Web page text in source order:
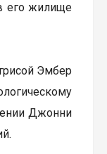
его жилище
Эмбер
Джонни